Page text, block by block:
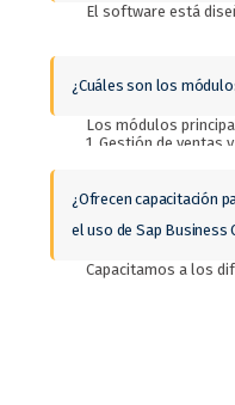
¿Cuáles son los
Los módulos
1. Gestión de ventas
4. Analíticas e
6. Movilidad
¿Ofrecen capacitación
el uso de Sap Business